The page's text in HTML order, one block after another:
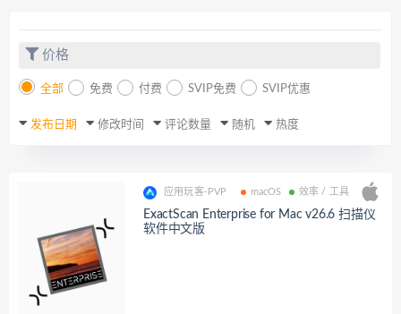
价格
全部 免费 付费 SVIP免费 SVIP优惠
发布日期 修改时间 评论数量 随机 热度
应用玩客-PVP macOS 效率 / 工具
ExactScan Enterprise for Mac v26.6 扫描仪
软件中文版